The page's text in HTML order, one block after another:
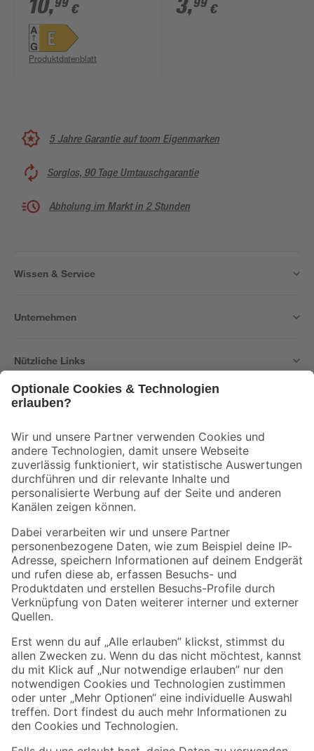
warmweiß 5 Stück
10,99 €
Produktdatenblatt
3,99 €
5 Jahre Garantie auf toom Eigenmarken
Sorglos, 90 Tage Umtauschgarantie
Abholung im Markt in 2 Stunden
Wissen & Service
Unternehmen
Nützliche Links
Der toom Newsletter: Keine Angebote und Aktionen mehr verpassen!
Zur Newsletter Anmeldung
Folge uns
Zahlungsarten Versandarten
Sicher einkaufen
Jetzt die toom-App herunterladen